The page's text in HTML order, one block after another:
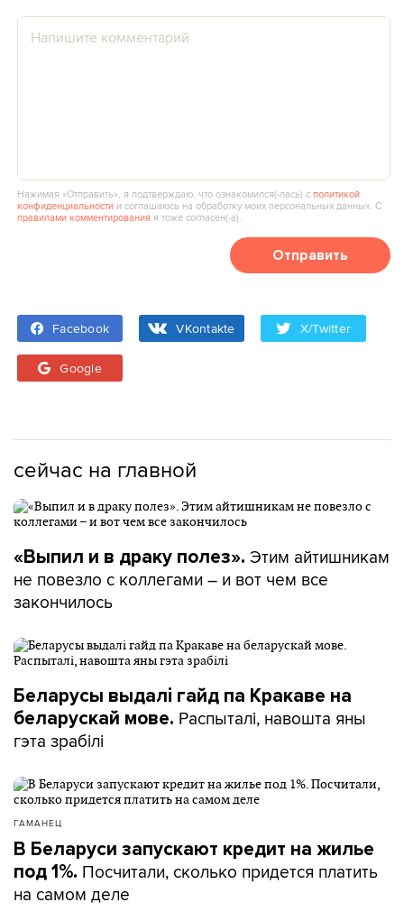
Нажимая «Отправить», я подтверждаю, что ознакомился(‑лась) сполитикой
конфиденциальности и соглашаюсь на обработку моих персональных данных. С
правилами комментирования я тоже согласен(‑а).
Отправить
Facebook VKontakte X/Twitter
Google
сейчас на главной
«Выпил и в драку полез». Этим айтишникам
не повезло с коллегами – и вот чем все
закончилось
Беларусы выдалі гайд па Кракаве на
беларускай мове. Распыталі, навошта яны
гэта зрабілі
ГАМАНЕЦ
В Беларуси запускают кредит на жилье
под 1%. Посчитали, сколько придется платить
на самом деле